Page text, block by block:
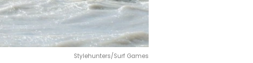
Stylehunters/Surf Games